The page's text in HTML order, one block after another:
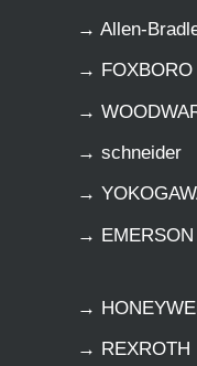
→ Allen-
→ FOXBORO
→
→ schneider
→
→ EMERSON
→
→ REXROTH